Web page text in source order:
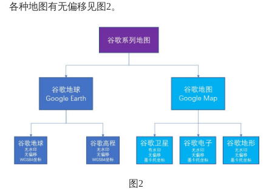
各种地图有无偏移见图2。
图2